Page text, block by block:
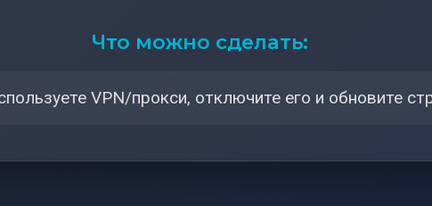
Что можно сделать:
VPN/прокси, отключите его и обновите